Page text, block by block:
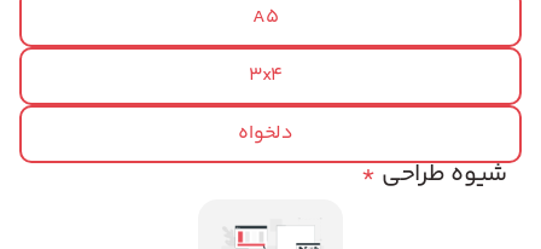
A5
3x4
دلخواه
*شیوه طراحی